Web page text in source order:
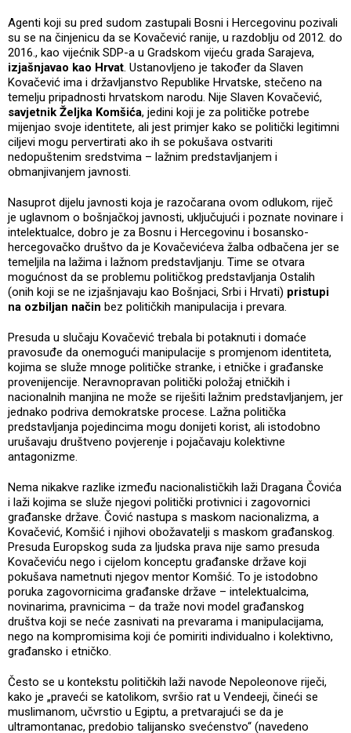
Agenti koji su pred sudom zastupali Bosni i Hercegovinu pozivali
su se na činjenicu da se Kovačević ranije, u razdoblju od 2012. do
2016., kao vijećnik SDP-a u Gradskom vijeću grada Sarajeva,
izjašnjavao kao Hrvat. Ustanovljeno je također da Slaven
Kovačević ima i državljanstvo Republike Hrvatske, stečeno na
temelju pripadnosti hrvatskom narodu. Nije Slaven Kovačević,
savjetnik Željka Komšića, jedini koji je za političke potrebe
mijenjao svoje identitete, ali jest primjer kako se politički legitimni
ciljevi mogu pervertirati ako ih se pokušava ostvariti
nedopuštenim sredstvima – lažnim predstavljanjem i
obmanjivanjem javnosti.
Nasuprot dijelu javnosti koja je razočarana ovom odlukom, riječ
je uglavnom o bošnjačkoj javnosti, uključujući i poznate novinare i
intelektualce, dobro je za Bosnu i Hercegovinu i bosansko-
hercegovačko društvo da je Kovačevićeva žalba odbačena jer se
temeljila na lažima i lažnom predstavljanju. Time se otvara
mogućnost da se problemu političkog predstavljanja Ostalih
(onih koji se ne izjašnjavaju kao Bošnjaci, Srbi i Hrvati) pristupi
na ozbiljan način bez političkih manipulacija i prevara.
Presuda u slučaju Kovačević trebala bi potaknuti i domaće
pravosuđe da onemogući manipulacije s promjenom identiteta,
kojima se služe mnoge političke stranke, i etničke i građanske
provenijencije. Neravnopravan politički položaj etničkih i
nacionalnih manjina ne može se riješiti lažnim predstavljanjem, jer
jednako podriva demokratske procese. Lažna politička
predstavljanja pojedincima mogu donijeti korist, ali istodobno
urušavaju društveno povjerenje i pojačavaju kolektivne
antagonizme.
Nema nikakve razlike između nacionalističkih laži Dragana Čovića
i laži kojima se služe njegovi politički protivnici i zagovornici
građanske države. Čović nastupa s maskom nacionalizma, a
Kovačević, Komšić i njihovi obožavatelji s maskom građanskog.
Presuda Europskog suda za ljudska prava nije samo presuda
Kovačeviću nego i cijelom konceptu građanske države koji
pokušava nametnuti njegov mentor Komšić. To je istodobno
poruka zagovornicima građanske države – intelektualcima,
novinarima, pravnicima – da traže novi model građanskog
društva koji se neće zasnivati na prevarama i manipulacijama,
nego na kompromisima koji će pomiriti individualno i kolektivno,
građansko i etničko.
Često se u kontekstu političkih laži navode Nepoleonove riječi,
kako je „praveći se katolikom, svršio rat u Vendeeji, čineći se
muslimanom, učvrstio u Egiptu, a pretvarajući se da je
ultramontanac, predobio talijansko svećenstvo“ (navedeno